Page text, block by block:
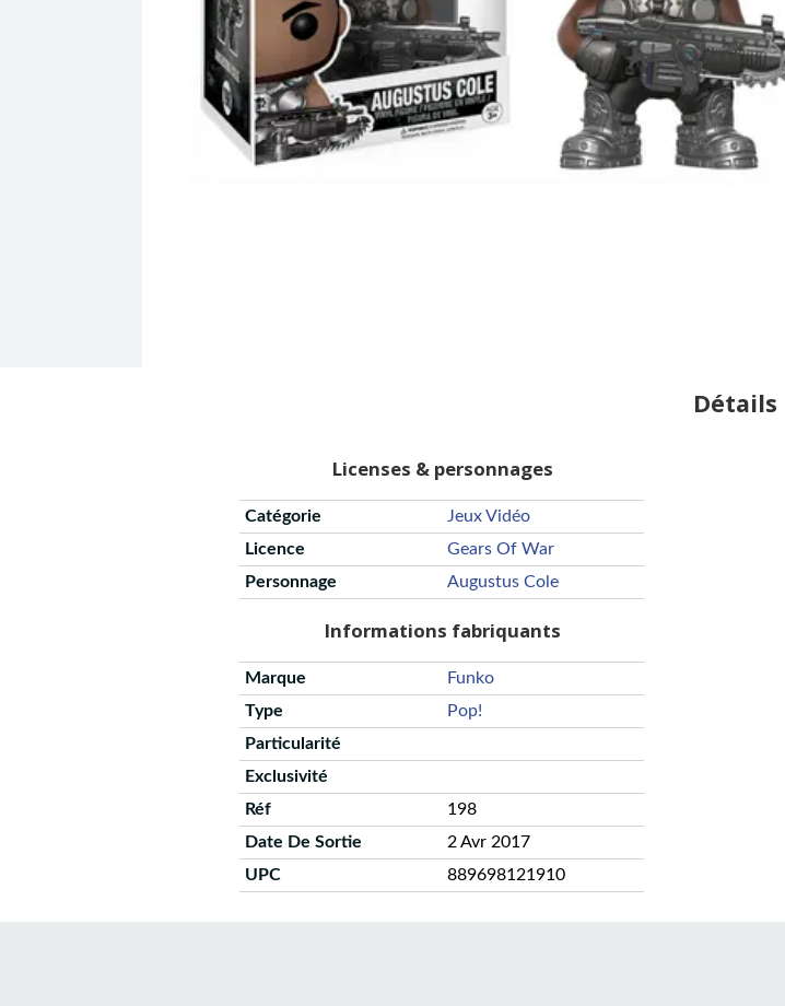
Détails
Licenses & personnages
Catégorie
Jeux Vidéo
Licence
Gears Of War
Personnage
Augustus Cole
Informations fabriquants
Marque
Funko
Type
Pop!
Particularité
Exclusivité
Réf
198
Date De Sortie
2 Avr 2017
UPC
889698121910